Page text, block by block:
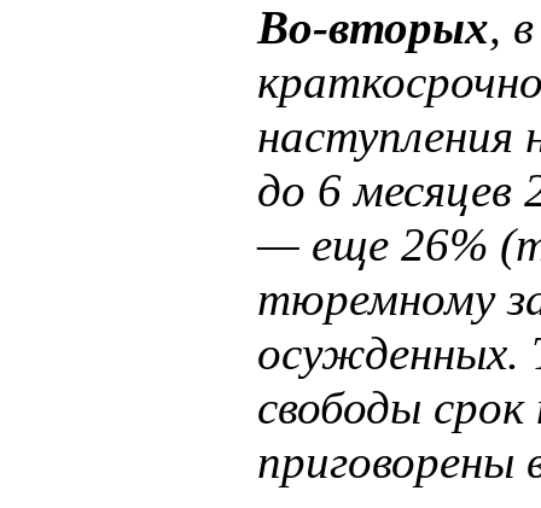
Во-вторых,
наступления
до 6 месяцев
— еще 26%
тюремному
осужденных.
свободы
приговорены